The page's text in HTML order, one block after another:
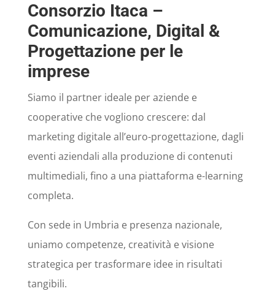
Consorzio Itaca –
Comunicazione, Digital &
Progettazione per le
imprese
Siamo il partner ideale per aziende e
cooperative che vogliono crescere: dal
marketing digitale all’euro-progettazione, dagli
eventi aziendali alla produzione di contenuti
multimediali, fino a una piattaforma e-learning
completa.
Con sede in Umbria e presenza nazionale,
uniamo competenze, creatività e visione
strategica per trasformare idee in risultati
tangibili.